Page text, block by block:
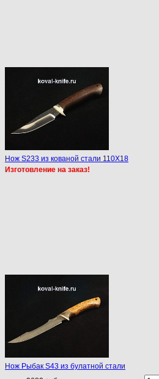
Нож S233 из кованой стали 110Х18
Изготовление на заказ!
Нож Рыбак S43 из булатной стали